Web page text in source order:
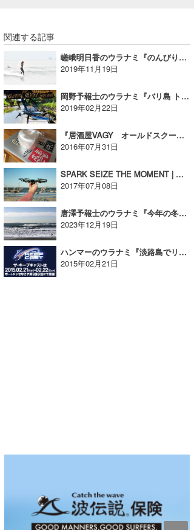
関連する記事
嵯峨明日香のウラナミ『のんびりトリップ』
2019年11月19日
岡野予報士のウラナミ『バリ島 トリップ①、スランガンリゾート化！』
2019年02月22日
『居酒屋VAGY オールドスクール×オールドスクール』
2016年07月31日
SPARK SEIZE THE MOMENT | たっちーのウラナミ
2017年07月08日
唐澤予報士のウラナミ『今年の冬の波の考察』
2023年12月19日
ハンマーのウラナミ『淡路島でリフレッシュ！』
2015年02月21日